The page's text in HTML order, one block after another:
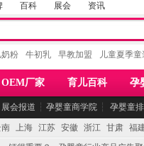
百科 展会 资讯
粉 牛初乳 早教加盟 儿童夏季童
OEM厂家 育儿百科 孕
展会报道 ┆ 孕婴童商学院 ┆ 孕婴童
上海 江苏 安徽 浙江 甘肃 福